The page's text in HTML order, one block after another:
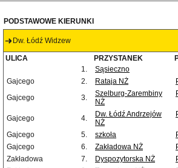
PODSTAWOWE KIERUNKI
Dw. Łódź Widzew
ULICA PRZYSTANEK
1.
Sąsieczno
Gajcego
2. Rataja NŻ
Gajcego
3.
Szelburg-Zarembiny
NŻ
Gajcego 4.
Dw. Łódź Andrzejów
NŻ
Gajcego 5. szkoła
Gajcego
6. Zakładowa NŻ
Zakładowa
7. Dyspozytorska NŻ